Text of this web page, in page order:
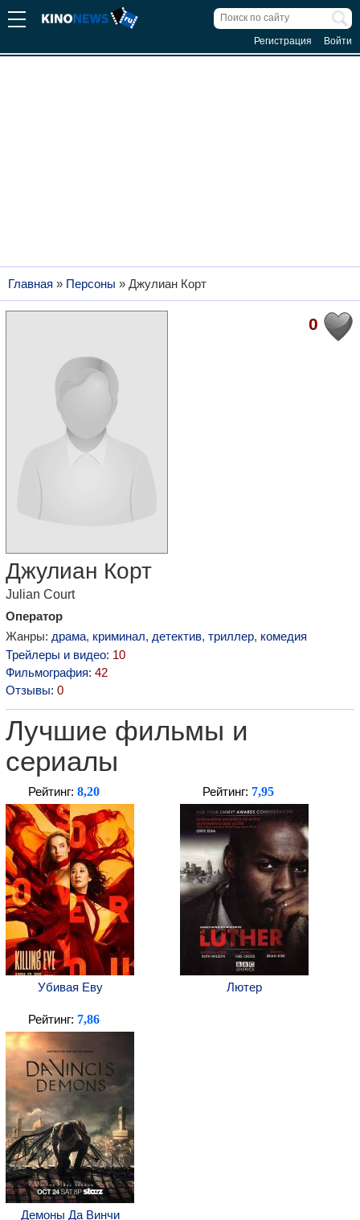
Регистрация Войти
Главная » Персоны » Джулиан Корт
0
Джулиан Корт
Julian Court
Оператор
Жанры: драма, криминал, детектив, триллер, комедия
Трейлеры и видео: 10
Фильмография: 42
Отзывы: 0
Лучшие фильмы и
сериалы
Рейтинг: 8,20
Убивая Еву
Рейтинг: 7,95
Лютер
Рейтинг: 7,86
Демоны Да Винчи